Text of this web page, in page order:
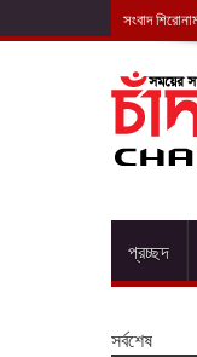
সংবাদ
প্রচ্ছদ
সর্বশেষ